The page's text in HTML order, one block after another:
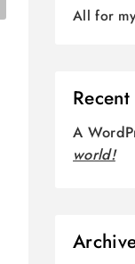
All for
A
world!